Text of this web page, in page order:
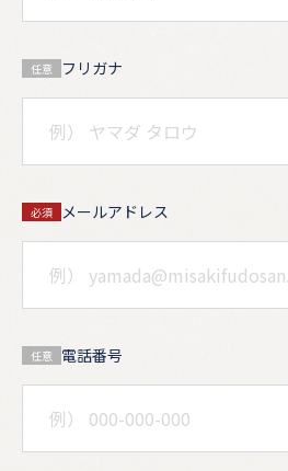
任意 フリガナ
必須 メールアドレス
任意 電話番号